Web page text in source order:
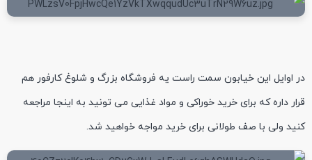
در اوایل این خیابون سمت راست یه فروشگاه بزرگ و شلوغ کارفور هم
قرار داره که برای خرید خوراکی و مواد غذایی می تونید به اینجا مراجعه
کنید ولی با صف طولانی برای خرید مواجه خواهید شد.